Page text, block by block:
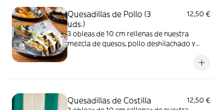
Quesadillas de Pollo (3
uds.)
12,50 €
3 obleas de 10 cm rellenas de nuestra
mezcla de quesos, pollo deshilachado y
Quesadillas de Costilla
12,50 €